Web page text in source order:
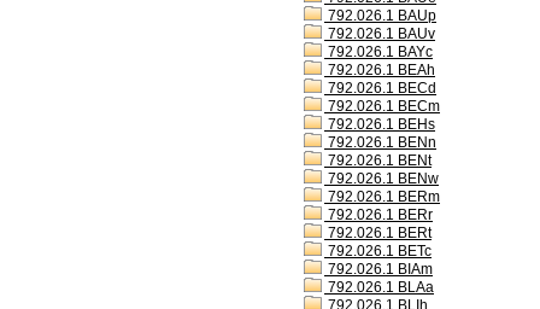
792.026.1 BAUp
792.026.1 BAUv
792.026.1 BAYc
792.026.1 BEAh
792.026.1 BECd
792.026.1 BECm
792.026.1 BEHs
792.026.1 BENn
792.026.1 BENt
792.026.1 BENw
792.026.1 BERm
792.026.1 BERr
792.026.1 BERt
792.026.1 BETc
792.026.1 BIAm
792.026.1 BLAa
792.026.1 BLIh